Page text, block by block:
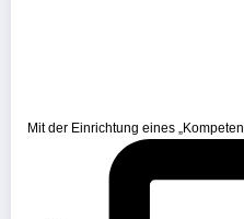
Mit der Einrichtung eines